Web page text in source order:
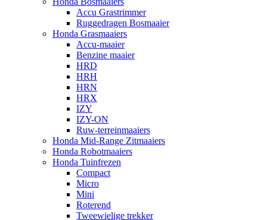
Accu Grastrimmer
Ruggedragen Bosmaaier
Honda Grasmaaiers
Accu-maaier
Benzine maaier
HRD
HRH
HRN
HRX
IZY
IZY-ON
Ruw-terreinmaaiers
Honda Mid-Range Zitmaaiers
Honda Robotmaaiers
Honda Tuinfrezen
Compact
Micro
Mini
Roterend
Tweewielige trekker